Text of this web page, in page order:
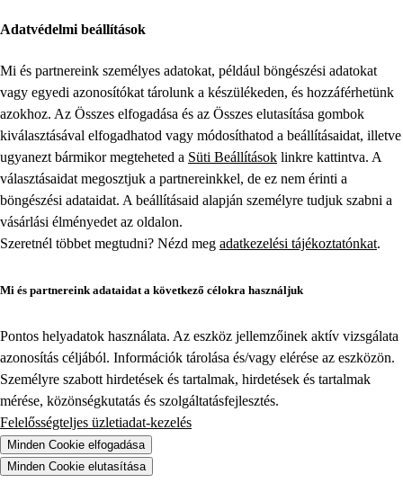
Adatvédelmi beállítások
Mi és partnereink személyes adatokat, például böngészési adatokat
vagy egyedi azonosítókat tárolunk a készülékeden, és hozzáférhetünk
azokhoz. Az Összes elfogadása és az Összes elutasítása gombok
kiválasztásával elfogadhatod vagy módosíthatod a beállításaidat, illetve
ugyanezt bármikor megteheted a Süti Beállítások linkre kattintva. A
választásaidat megosztjuk a partnereinkkel, de ez nem érinti a
böngészési adataidat. A beállításaid alapján személyre tudjuk szabni a
vásárlási élményedet az oldalon.
Szeretnél többet megtudni? Nézd meg adatkezelési tájékoztatónkat.
Mi és partnereink adataidat a következő célokra használjuk
Pontos helyadatok használata. Az eszköz jellemzőinek aktív vizsgálata
azonosítás céljából. Információk tárolása és/vagy elérése az eszközön.
Személyre szabott hirdetések és tartalmak, hirdetések és tartalmak
mérése, közönségkutatás és szolgáltatásfejlesztés.
Felelősségteljes üzletiadat-kezelés
Minden Cookie elfogadása
Minden Cookie elutasítása